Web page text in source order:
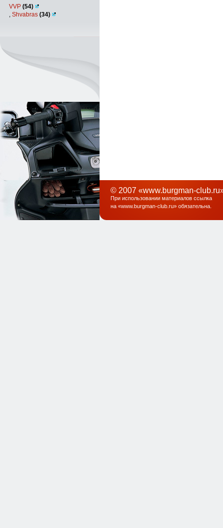
VVP (54)
Shvabras (34)
© 2007 «www.burgman-
При использовании материалов ссылка
на «www.burgman-club.ru» обязательна